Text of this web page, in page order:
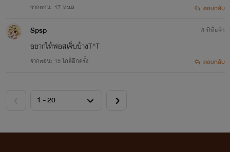
จากตอน: 17 ทะเล ตอบกลับ
Spsp
อยากให้ฟอสเจ็บบ้างT^T
จากตอน: 15 ใกล้อีกครั้ง
8 ปีที่แล้ว
ตอบกลับ